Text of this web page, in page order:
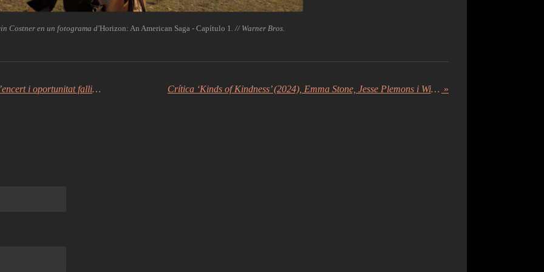
Costner en un fotograma d'Horizon: An American Saga - Capítulo 1. // Warner Bros.
Crítica ‘Del revés 2 (Inside Out 2)’ (2024), l’encert i oportunitat fallida de Pixar | ‘Inside Out 2’ Crítica ‘Kinds of Kindness’ (2024), Emma Stone, Jesse Plemons i Willem Dafoe brillen en la nova irreverència de Lanthimos »